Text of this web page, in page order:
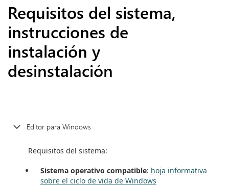
Requisitos del sistema,
instrucciones de
instalación y
desinstalación
Editor para Windows
Requisitos del sistema:
Sistema operativo compatible: hoja informativa
sobre el ciclo de vida de Windows